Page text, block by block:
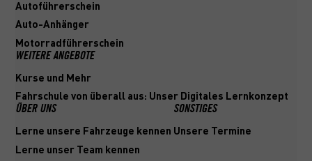
Autoführerschein
Auto-Anhänger
Motorradführerschein
WEITERE ANGEBOTE
Kurse und Mehr
Fahrschule von überall aus: Unser Digitales Lernkonzept
ÜBER UNS
Lerne unsere Fahrzeuge kennen
Lerne unser Team kennen
SONSTIGES
Unsere Termine